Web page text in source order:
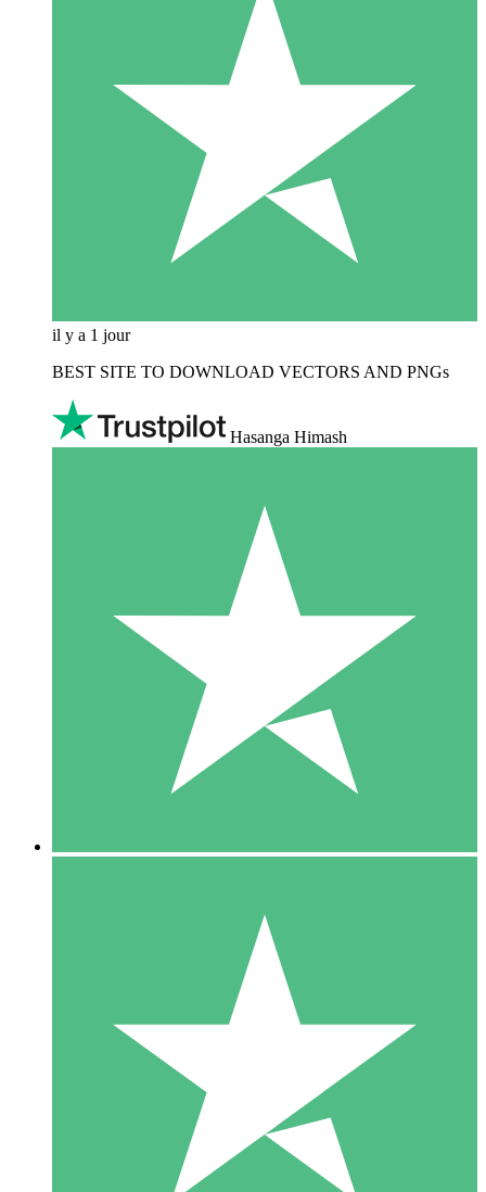
il y a 1 jour
BEST SITE TO DOWNLOAD VECTORS AND PNGs
Hasanga Himash